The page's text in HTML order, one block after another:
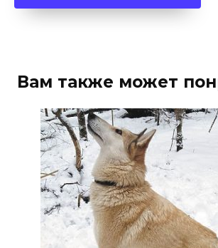
Вам также может